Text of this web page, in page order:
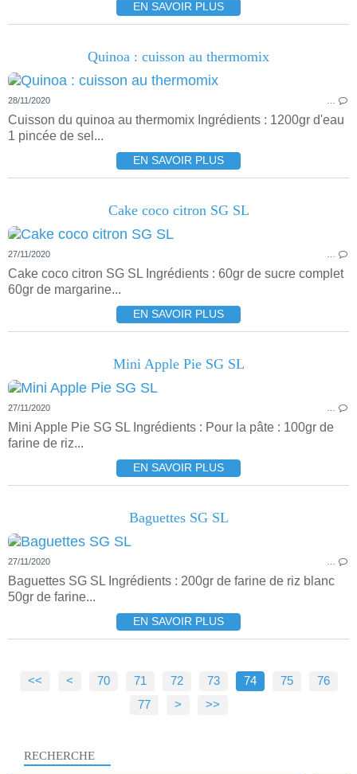
EN SAVOIR PLUS
Quinoa : cuisson au thermomix
28/11/2020
Cuisson du quinoa au thermomix Ingrédients : 1200gr d'eau
1 pincée de sel...
EN SAVOIR PLUS
Cake coco citron SG SL
27/11/2020
Cake coco citron SG SL Ingrédients : 60gr de sucre complet
60gr de margarine...
EN SAVOIR PLUS
Mini Apple Pie SG SL
27/11/2020
Mini Apple Pie SG SL Ingrédients : Pour la pâte : 100gr de
farine de riz...
EN SAVOIR PLUS
Baguettes SG SL
27/11/2020
Baguettes SG SL Ingrédients : 200gr de farine de riz blanc
50gr de farine...
EN SAVOIR PLUS
<< < 10
20
30
40
50
60
70 71 72 73 74 75
76
77
> >>
RECHERCHE